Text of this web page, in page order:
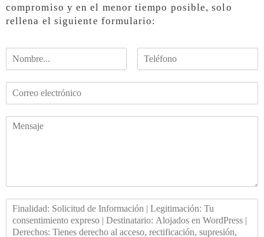
compromiso y en el menor tiempo posible, solo
rellena el siguiente formulario: